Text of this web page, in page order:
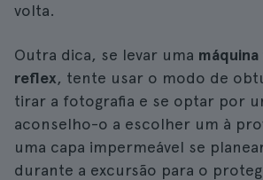
volta.
Outra dica, se levar uma
reflex, tente usar o modo de
tirar a fotografia e se optar por
aconselho-o a escolher um à
uma capa impermeável se
durante a excursão para o